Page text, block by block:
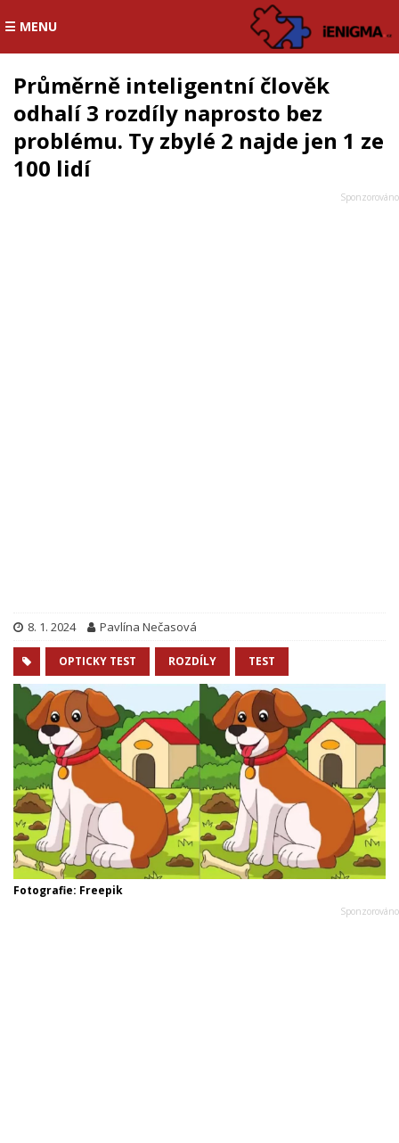
☰ MENU
Průměrně inteligentní člověk
odhalí 3 rozdíly naprosto bez
problému. Ty zbylé 2 najde jen 1 ze
100 lidí
8. 1. 2024 Pavlína Nečasová
OPTICKY TEST ROZDÍLY TEST
Fotografie: Freepik